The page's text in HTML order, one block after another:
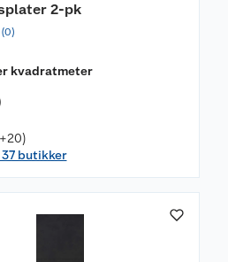
2-pk
(0)
kvadratmeter
37 butikker